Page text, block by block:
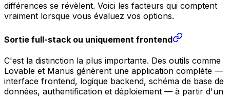
différences se révèlent. Voici les facteurs qui comptent
vraiment lorsque vous évaluez vos options.
Sortie full-stack ou uniquement frontend
C'est la distinction la plus importante. Des outils comme
Lovable et Manus génèrent une application complète —
interface frontend, logique backend, schéma de base de
données, authentification et déploiement — à partir d'un